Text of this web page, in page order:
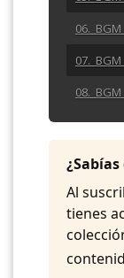
06.
07.
08.
09.
10. BGM
¿Sabías
Al
tienes